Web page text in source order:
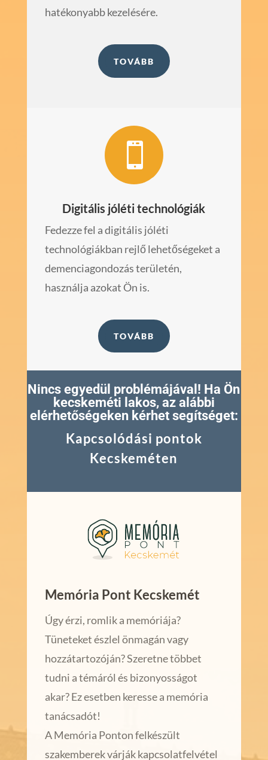
hatékonyabb kezelésére.
TOVÁBB

Digitális jóléti technológiák
Fedezze fel a digitális jóléti
technológiákban rejlő lehetőségeket a
demenciagondozás területén,
használja azokat Ön is.
TOVÁBB
Nincs egyedül problémájával! Ha Ön
kecskeméti lakos, az alábbi
elérhetőségeken kérhet segítséget:
Kapcsolódási pontok
Kecskeméten
Memória Pont Kecskemét
Úgy érzi, romlik a memóriája?
Tüneteket észlel önmagán vagy
hozzátartozóján? Szeretne többet
tudni a témáról és bizonyosságot
akar? Ez esetben keresse a memória
tanácsadót!
A Memória Ponton felkészült
szakemberek várják kapcsolatfelvétel